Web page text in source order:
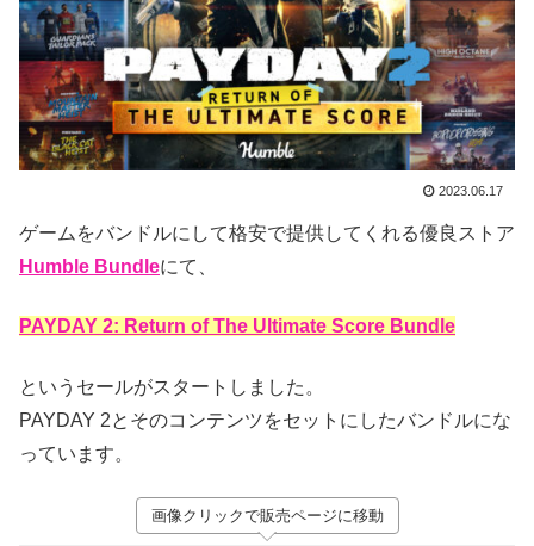
2023.06.17
ゲームをバンドルにして格安で提供してくれる優良ストア
Humble Bundleにて、
PAYDAY 2: Return of The Ultimate Score Bundle
というセールがスタートしました。
PAYDAY 2とそのコンテンツをセットにしたバンドルにな
っています。
画像クリックで販売ページに移動